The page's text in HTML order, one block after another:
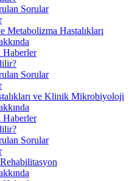
Sorular
Metabolizma Hastalıkları
Sorular
ve Klinik Mikrobiyoloji
Sorular